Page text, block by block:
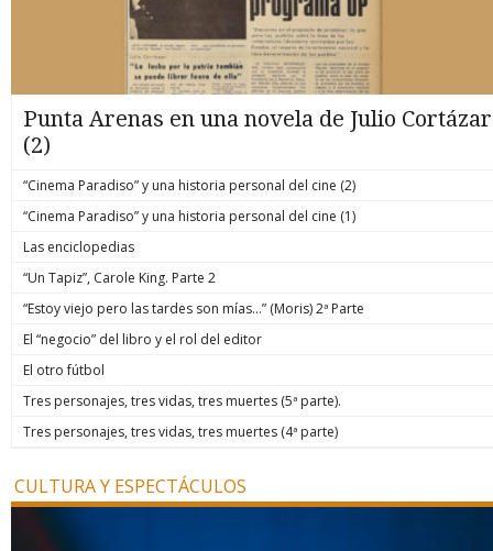
Punta Arenas en una novela de Julio Cortázar
(2)
“Cinema Paradiso” y una historia personal del cine (2)
“Cinema Paradiso” y una historia personal del cine (1)
Las enciclopedias
“Un Tapiz”, Carole King. Parte 2
“Estoy viejo pero las tardes son mías…” (Moris) 2ª Parte
El “negocio” del libro y el rol del editor
El otro fútbol
Tres personajes, tres vidas, tres muertes (5ª parte).
Tres personajes, tres vidas, tres muertes (4ª parte)
CULTURA Y ESPECTÁCULOS